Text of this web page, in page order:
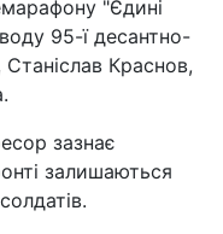
"Єдині
95-ї десантно-
Краснов,
зазнає
залишаються